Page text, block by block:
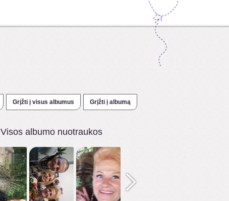
Grįžti į visus albumus Grįžti į albumą
Visos albumo nuotraukos